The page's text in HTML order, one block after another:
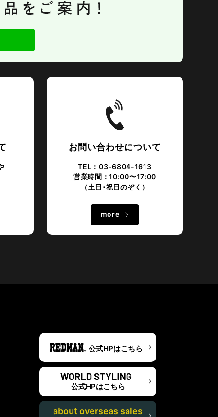
お問い合わせについて
TEL：03-6804-1613
営業時間：10:00〜17:00
（土日･祝日のぞく）
more
公式HPはこちら
公式HPはこちら
about overseas sales